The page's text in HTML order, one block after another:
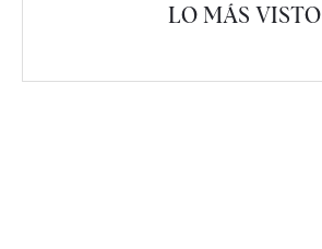
LO MÁS VISTO